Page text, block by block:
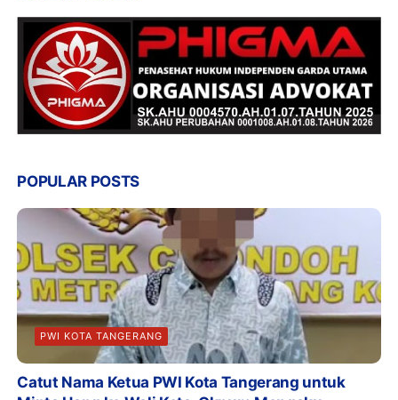
POPULAR POSTS
PWI KOTA TANGERANG
Catut Nama Ketua PWI Kota Tangerang untuk